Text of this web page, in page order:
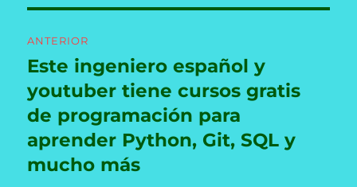
de
entradas
ANTERIOR
Entrada
anterior:
Este ingeniero español y
youtuber tiene cursos gratis
de programación para
aprender Python, Git, SQL y
mucho más